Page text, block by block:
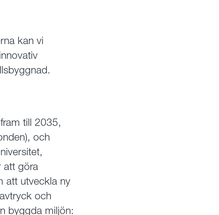
kan vi
till 2035,
och
att göra
att utveckla ny
och
byggda miljön: